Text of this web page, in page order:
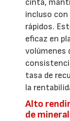
cinta,
incluso
rápidos.
eficaz en
volúmenes
tasa de
la
Alto
de mineral